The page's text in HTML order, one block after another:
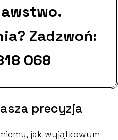
Zadzwoń:
068
precyzja
jak wyjątkowym